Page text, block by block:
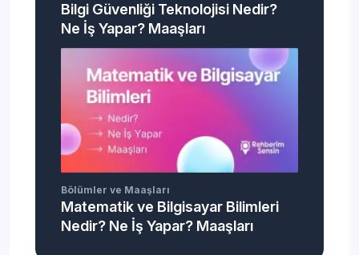
Bilgi Güvenliği Teknolojisi Nedir?
Ne İş Yapar? Maaşları
Bölümler ve Maaşları
Matematik ve Bilgisayar Bilimleri
Nedir? Ne İş Yapar? Maaşları